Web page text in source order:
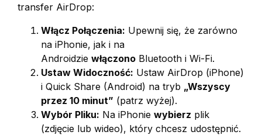
transfer AirDrop:
Włącz Połączenia: Upewnij się, że zarówno
na iPhonie, jak i na
Androidzie włączono Bluetooth i Wi-Fi.
Ustaw Widoczność: Ustaw AirDrop (iPhone)
i Quick Share (Android) na tryb „Wszyscy
przez 10 minut” (patrz wyżej).
Wybór Pliku: Na iPhonie wybierz plik
(zdjęcie lub wideo), który chcesz udostępnić.